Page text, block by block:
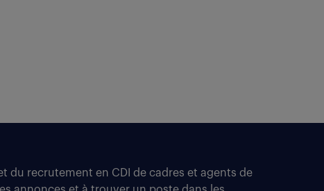
du recrutement en CDI de cadres et agents de